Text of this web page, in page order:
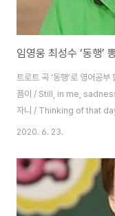
임영웅 최성수 ‘동행’
트로트 곡 ‘동행’로 영어공
픔이 / Still, in me,
자니 / Thinking of that
mist rises 빈 밤을 오가
고 / Not knowing which
labyrinth of loneliness 누
사람 있나요 / To cry..
2020. 6. 23.